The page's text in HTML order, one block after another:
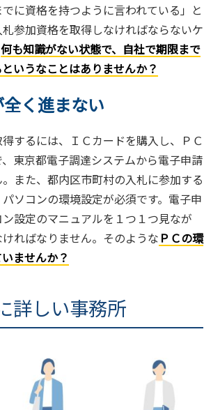
に資格を持つように言われている」と
参加資格を取得しなければならないケ
何も知識がない状態で、自社で期限まで
いうなことはありませんか？
く進まない
するには、ＩＣカードを購入し、ＰＣ
東京都電子調達システムから電子申請
また、都内区市町村の入札に参加する
ソコンの環境設定が必須です。電子申
設定のマニュアルを１つ１つ見なが
ればなりません。そのような ＰＣの環
ませんか？
詳しい事務所